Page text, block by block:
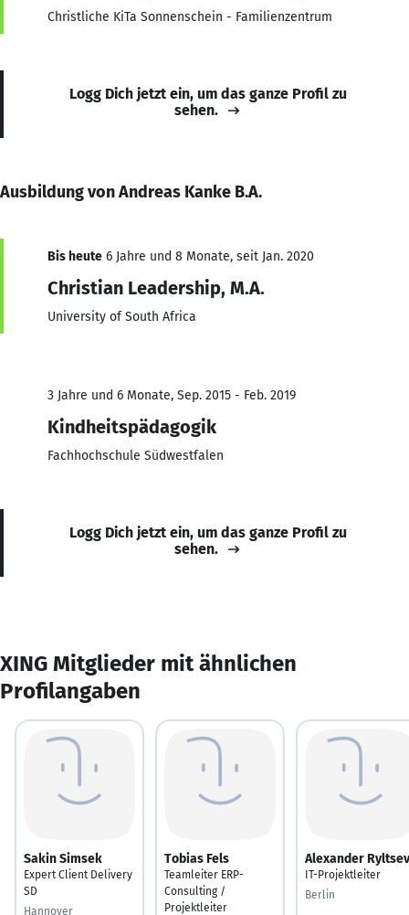
Christliche KiTa Sonnenschein - Familienzentrum
Logg Dich jetzt ein, um das ganze Profil zu
sehen.
Ausbildung von Andreas Kanke B.A.
Bis heute 6 Jahre und 8 Monate, seit Jan. 2020
Christian Leadership, M.A.
University of South Africa
3 Jahre und 6 Monate, Sep. 2015 - Feb. 2019
Kindheitspädagogik
Fachhochschule Südwestfalen
Logg Dich jetzt ein, um das ganze Profil zu
sehen.
XING Mitglieder mit ähnlichen
Profilangaben
Sakin Simsek
Expert Client Delivery
SD
Hannover
Tobias Fels
Teamleiter ERP-
Consulting /
Projektleiter
Alexander Ryltsev
IT-Projektleiter
Berlin